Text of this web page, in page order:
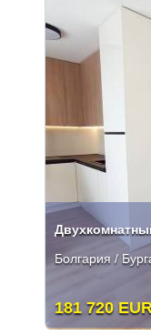
Болгария /
181 720